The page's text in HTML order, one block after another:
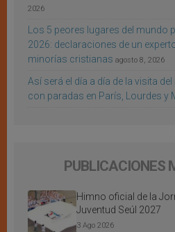
2026
Los 5 peores lugares del mundo
2026: declaraciones de un
minorías cristianas agosto 8, 2026
Así será el día a día de la visita
con paradas en París, Lourdes y
PUBLICACIONES
Himno oficial de la
Juventud Seúl 2027
3 Ago 2026